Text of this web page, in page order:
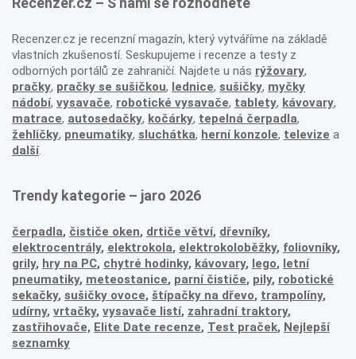
Recenzer.cz je recenzní magazín, který vytváříme na základě
vlastních zkušeností. Seskupujeme i recenze a testy z
odborných portálů ze zahraničí. Najdete u nás rýžovary,
pračky, pračky se sušičkou, lednice, sušičky, myčky
nádobí, vysavače, robotické vysavače, tablety, kávovary,
matrace, autosedačky, kočárky, tepelná čerpadla,
žehličky, pneumatiky, sluchátka, herní konzole, televize a
další.
Trendy kategorie – jaro 2026
čerpadla, čističe oken, drtiče větví, dřevníky,
elektrocentrály, elektrokola, elektrokoloběžky, foliovníky,
grily, hry na PC, chytré hodinky, kávovary, lego, letní
pneumatiky, meteostanice, parní čističe, pily, robotické
sekačky, sušičky ovoce, štípačky na dřevo, trampolíny,
udírny, vrtačky, vysavače listí, zahradní traktory,
zastřihovače, Elite Date recenze, Test praček, Nejlepší
seznamky